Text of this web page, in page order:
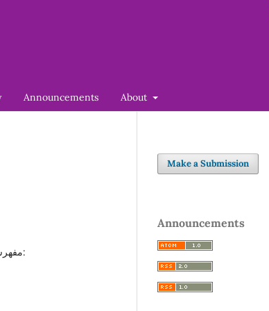
Announcements About
مجلة سبأ للعلوم الإنسانية والاجتماعية (Saba Journal of Humanities and Social Sciences - SJHSS) مفهرسة في:
Make a Submission
Announcements